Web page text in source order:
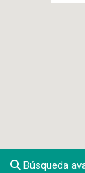
Búsqueda